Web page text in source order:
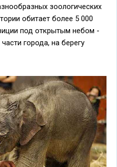
зоологических
обитает более 5 000
под открытым небом -
города, на берегу